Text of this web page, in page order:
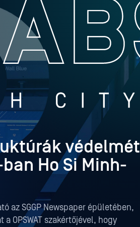
védelmét
Ho Si Minh-
az SGGP Newspaper épületében,
OPSWAT szakértőjével, hogy